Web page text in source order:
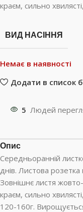
краєм, сильно
ВИД НАСІННЯ
Немає в наявності
Додати в список
5 Людей
Опис
Середньоранній
днів. Листова
Зовнішнє листя
краєм, сильно
120-160г.